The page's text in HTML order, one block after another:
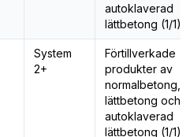
autoklaverad
lättbetong (1/1)
System
2+
Förtillverkade
produkter av
normalbetong,
lättbetong och
autoklaverad
lättbetong (1/1)